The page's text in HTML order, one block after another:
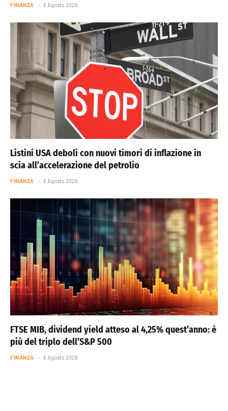
FINANZA 6 Agosto 2026
Listini USA deboli con nuovi timori di inflazione in
scia all’accelerazione del petrolio
FINANZA 6 Agosto 2026
FTSE MIB, dividend yield atteso al 4,25% quest’anno: è
più del triplo dell’S&P 500
FINANZA 6 Agosto 2026